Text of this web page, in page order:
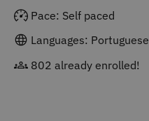
Pace: Self paced
Languages: Portuguese
802 already enrolled!